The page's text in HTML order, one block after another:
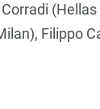
Filippo